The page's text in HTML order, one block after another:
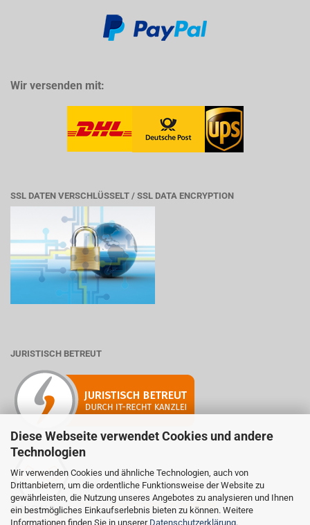
Diese Webseite verwendet Cookies und andere
Technologien
Wir verwenden Cookies und ähnliche Technologien, auch von
Drittanbietern, um die ordentliche Funktionsweise der Website zu
gewährleisten, die Nutzung unseres Angebotes zu analysieren und Ihnen
ein bestmögliches Einkaufserlebnis bieten zu können. Weitere
Informationen finden Sie in unserer Datenschutzerklärung.
Wir versenden mit:
SSL DATEN VERSCHLÜSSELT / SSL DATA ENCRYPTION
JURISTISCH BETREUT
Mitglied der Initiative "Fairness im Handel".
Informationen zur Initiative:
https://www.fairness-im-handel.de